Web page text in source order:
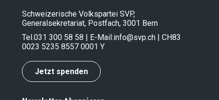
Schweizerische Volkspartei SVP,
Generalsekretariat, Postfach, 3001 Bern
Tel.031 300 58 58 | E-Mail:info@svp.ch | CH83
0023 5235 8557 0001 Y
Jetzt spenden